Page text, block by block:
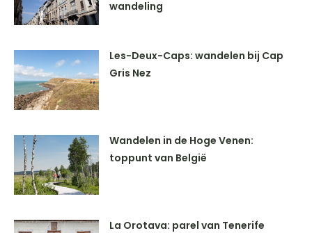
wandeling
Les-Deux-Caps: wandelen bij Cap
Gris Nez
Wandelen in de Hoge Venen:
toppunt van België
La Orotava: parel van Tenerife